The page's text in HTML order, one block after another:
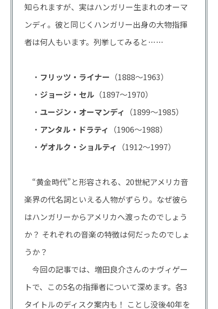
知られますが、実はハンガリー生まれのオーマ
ンディ。彼と同じくハンガリー出身の大物指揮
者は何人もいます。列挙してみると……
・ フリッツ・ライナー （1888～1963）
・ ジョージ・セル （1897～1970）
・ ユージン・オーマンディ （1899～1985）
・ アンタル・ドラティ （1906～1988）
・ ゲオルク・ショルティ （1912～1997）
“黄金時代”と形容される、20世紀アメリカ音
楽界の代名詞といえる人物がずらり。なぜ彼ら
はハンガリーからアメリカへ渡ったのでしょう
か？ それぞれの音楽の特徴は何だったのでしょ
うか？
今回の記事では、増田良介さんのナヴィゲー
トで、この5名の指揮者について深めます。各3
タイトルのディスク案内も！ ことし没後40年を